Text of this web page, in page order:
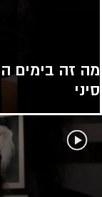
מה זה בימים
סיני